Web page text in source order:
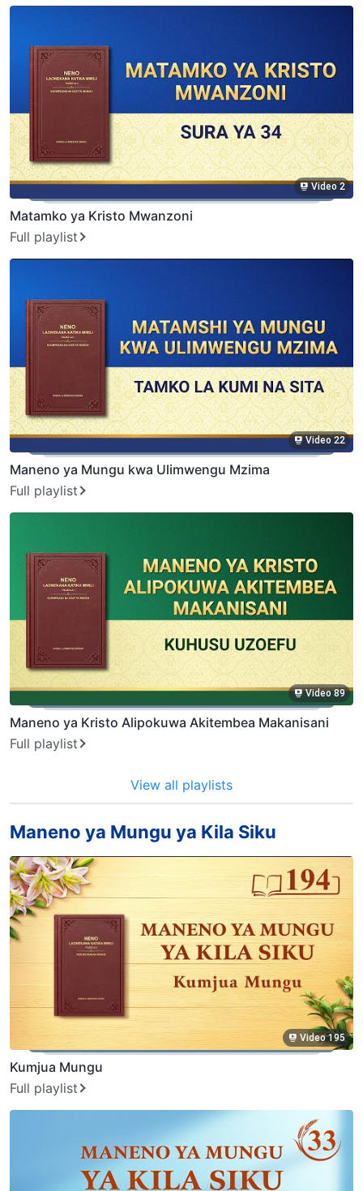
Video 2
Matamko ya Kristo Mwanzoni
Full playlist
Video 22
Maneno ya Mungu kwa Ulimwengu Mzima
Full playlist
Video 89
Maneno ya Kristo Alipokuwa Akitembea Makanisani
Full playlist
View all playlists
Maneno ya Mungu ya Kila Siku
Video 195
Kumjua Mungu
Full playlist